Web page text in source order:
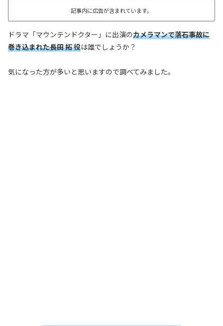
記事内に広告が含まれています。
ドラマ「マウンテンドクター」に出演のカメラマンで落石事故に
巻き込まれた長田 拓 役は誰でしょうか？
気になった方が多いと思いますので調べてみました。